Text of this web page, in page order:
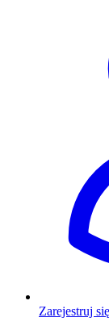
Zarejestruj się